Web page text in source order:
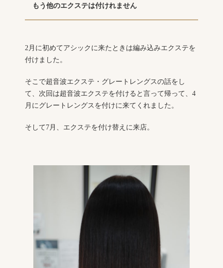
もう他のエクステは付けれません
2月に初めてアシックに来たときは編み込みエクステを
付けました。
そこで超音波エクステ・グレートレングスの話をし
て、次回は超音波エクステを付けると言って帰って、4
月にグレートレングスを付けに来てくれました。
そして7月、エクステを付け替えに来店。